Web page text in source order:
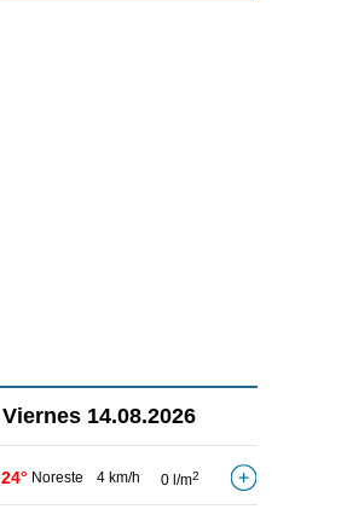
Viernes 14.08.2026
24° Noreste 4 km/h 0 l/m2